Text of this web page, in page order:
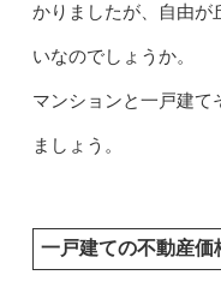
かりましたが、自由が
いなのでしょうか。
マンションと一戸建て
ましょう。
一戸建ての不動産価